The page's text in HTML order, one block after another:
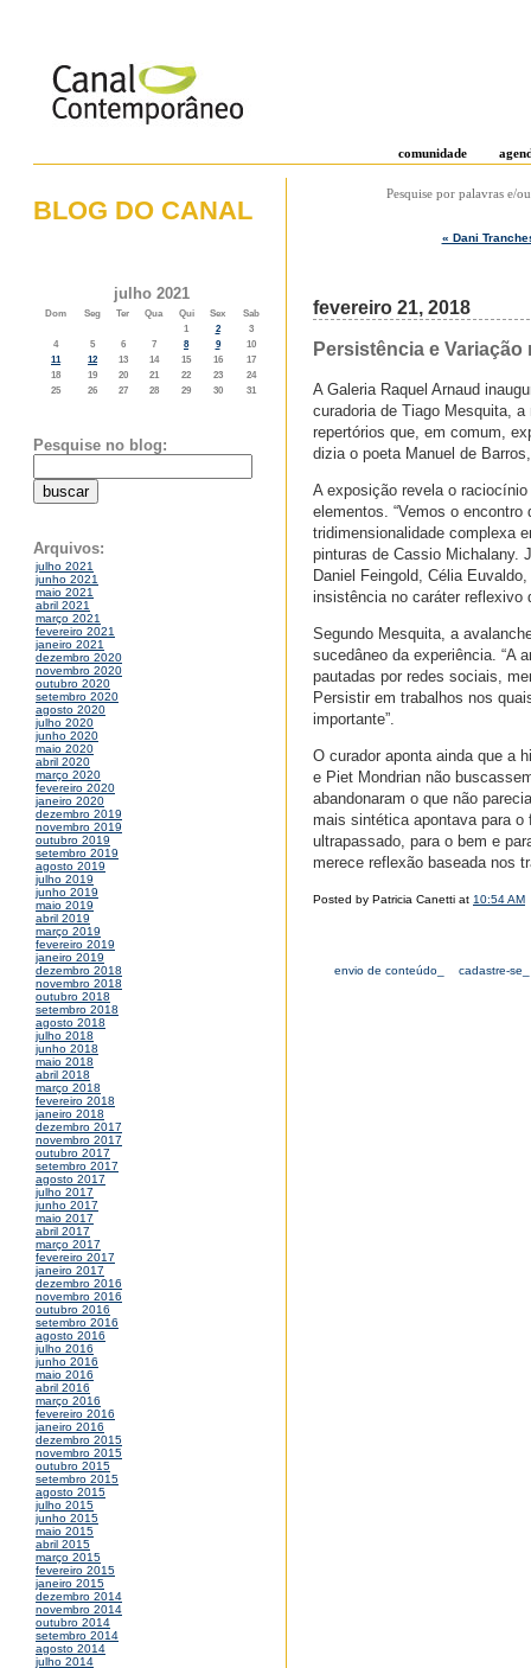
comunidade
BLOG DO CANAL
julho 2021
Dom Seg Ter Qua Qui Sex
Sab
1
2
3
4
5 6 7 8 9
10
11
12 13 14 15 16
17
18
19 20 21 22 23
24
25
26 27 28 29 30 31
Pesquise no blog:
Arquivos:
julho 2021
junho 2021
maio 2021
abril 2021
março 2021
fevereiro 2021
janeiro 2021
dezembro 2020
novembro 2020
outubro 2020
setembro 2020
agosto 2020
julho 2020
junho 2020
maio 2020
abril 2020
março 2020
fevereiro 2020
janeiro 2020
dezembro 2019
novembro 2019
outubro 2019
setembro 2019
agosto 2019
julho 2019
junho 2019
maio 2019
abril 2019
março 2019
fevereiro 2019
janeiro 2019
dezembro 2018
novembro 2018
outubro 2018
setembro 2018
agosto 2018
julho 2018
junho 2018
maio 2018
abril 2018
março 2018
fevereiro 2018
janeiro 2018
dezembro 2017
novembro 2017
outubro 2017
setembro 2017
agosto 2017
julho 2017
junho 2017
maio 2017
abril 2017
março 2017
fevereiro 2017
janeiro 2017
dezembro 2016
novembro 2016
outubro 2016
setembro 2016
agosto 2016
julho 2016
junho 2016
maio 2016
abril 2016
março 2016
fevereiro 2016
janeiro 2016
dezembro 2015
novembro 2015
outubro 2015
setembro 2015
agosto 2015
julho 2015
junho 2015
maio 2015
abril 2015
março 2015
fevereiro 2015
janeiro 2015
dezembro 2014
novembro 2014
outubro 2014
setembro 2014
agosto 2014
julho 2014
Pesquise por palavras e/
« Dani
fevereiro 21, 2018
Persistência e
A Galeria Raquel Arnaud
curadoria de Tiago Mesquita,
repertórios que, em comum,
dizia o poeta Manuel de
A exposição revela o
elementos. “Vemos o
tridimensionalidade complexa
pinturas de Cassio Michalany.
Daniel Feingold, Célia
insistência no caráter reflexivo
Segundo Mesquita, a
sucedâneo da experiência. “A
pautadas por redes sociais,
Persistir em trabalhos nos
importante”.
O curador aponta ainda que a
e Piet Mondrian não
abandonaram o que não
mais sintética apontava para
ultrapassado, para o bem e
merece reflexão baseada nos
Posted by Patricia Canetti at 10:54 AM
envio de conteúdo_ cadastre-se_